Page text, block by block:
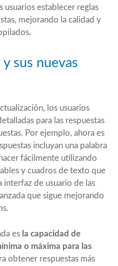
establecer reglas
mejorando la calidad y
sus nuevas
los usuarios
para las respuestas
Por ejemplo, ahora es
incluyan una palabra
fácilmente utilizando
y cuadros de texto que
interfaz de usuario de las
que sigue mejorando
es la capacidad de
o máxima para las
obtener respuestas más